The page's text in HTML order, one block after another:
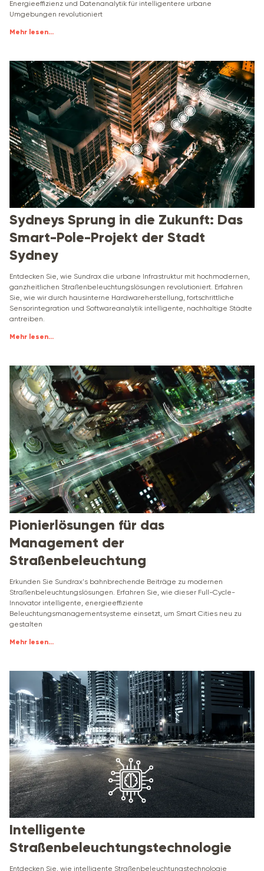
Energieeffizienz und Datenanalytik für intelligentere urbane
Umgebungen revolutioniert
Mehr lesen...
Sydneys Sprung in die Zukunft: Das
Smart-Pole-Projekt der Stadt
Sydney
Entdecken Sie, wie Sundrax die urbane Infrastruktur mit hochmodernen,
ganzheitlichen Straßenbeleuchtungslösungen revolutioniert. Erfahren
Sie, wie wir durch hausinterne Hardwareherstellung, fortschrittliche
Sensorintegration und Softwareanalytik intelligente, nachhaltige Städte
antreiben.
Mehr lesen...
Pionierlösungen für das
Management der
Straßenbeleuchtung
Erkunden Sie Sundrax's bahnbrechende Beiträge zu modernen
Straßenbeleuchtungslösungen. Erfahren Sie, wie dieser Full-Cycle-
Innovator intelligente, energieeffiziente
Beleuchtungsmanagementsysteme einsetzt, um Smart Cities neu zu
gestalten
Mehr lesen...
Intelligente
Straßenbeleuchtungstechnologie
Entdecken Sie, wie intelligente Straßenbeleuchtungstechnologie